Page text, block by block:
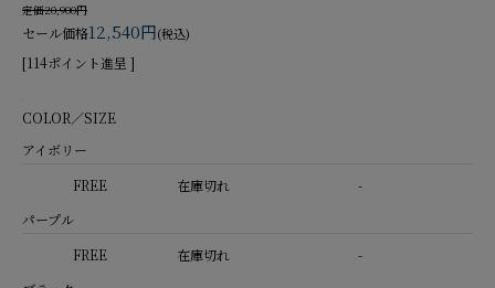
定価20,900円
セール価格12,540円(税込)
[114ポイント進呈 ]
COLOR／SIZE
アイボリー
FREE
在庫切れ
-
パープル
FREE
在庫切れ
-